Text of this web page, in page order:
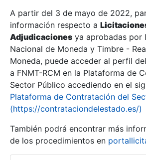
Erakutsi/Ezkutatu
Erakutsi/Ezkutatu
Erakutsi/Ezkutatu
A partir del 3 de mayo de 2022,
información respecto a
Adjudicaciones ya aprobadas por
Nacional de Moneda y Timbre -
Moneda, puede acceder al perfil
a FNMT-RCM en la Plataforma de
Sector Público accediendo en el
Plataforma de Contratación del
(https://contrataciondelestado.es/)
También podrá encontrar más
de los procedimientos en